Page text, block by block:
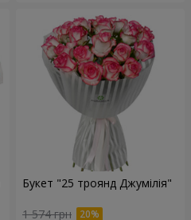
Букет "25 троянд Джумілія"
1 574 грн